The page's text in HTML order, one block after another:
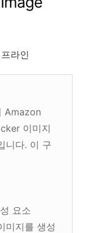
라인
Amazon
이미지
니다. 이 구
요소
미지를 생성